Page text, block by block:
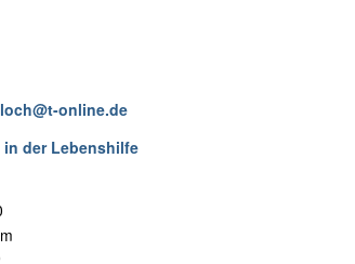
online.de
der Lebenshilfe